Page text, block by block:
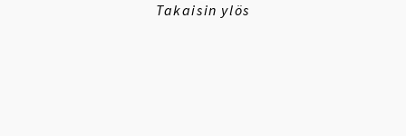
Takaisin ylös